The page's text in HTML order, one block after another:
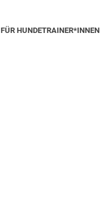
FÜR HUNDETRAINER*INNEN